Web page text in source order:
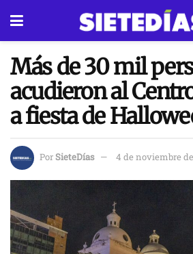
Más de 30 mil
acudieron al
a fiesta de
PorSieteDías 4 de noviembre